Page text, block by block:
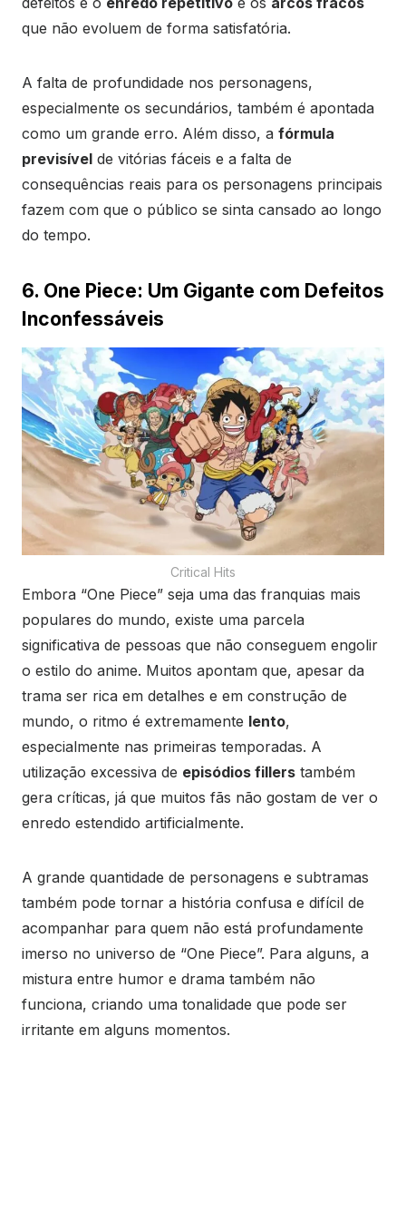
que não evoluem de forma satisfatória.
A falta de profundidade nos personagens,
especialmente os secundários, também é apontada
como um grande erro. Além disso, a fórmula
previsível de vitórias fáceis e a falta de
consequências reais para os personagens principais
fazem com que o público se sinta cansado ao longo
do tempo.
6. One Piece: Um Gigante com Defeitos
Inconfessáveis
Critical Hits
Embora “One Piece” seja uma das franquias mais
populares do mundo, existe uma parcela
significativa de pessoas que não conseguem engolir
o estilo do anime. Muitos apontam que, apesar da
trama ser rica em detalhes e em construção de
mundo, o ritmo é extremamente lento,
especialmente nas primeiras temporadas. A
utilização excessiva de episódios fillers também
gera críticas, já que muitos fãs não gostam de ver o
enredo estendido artificialmente.
A grande quantidade de personagens e subtramas
também pode tornar a história confusa e difícil de
acompanhar para quem não está profundamente
imerso no universo de “One Piece”. Para alguns, a
mistura entre humor e drama também não
funciona, criando uma tonalidade que pode ser
irritante em alguns momentos.